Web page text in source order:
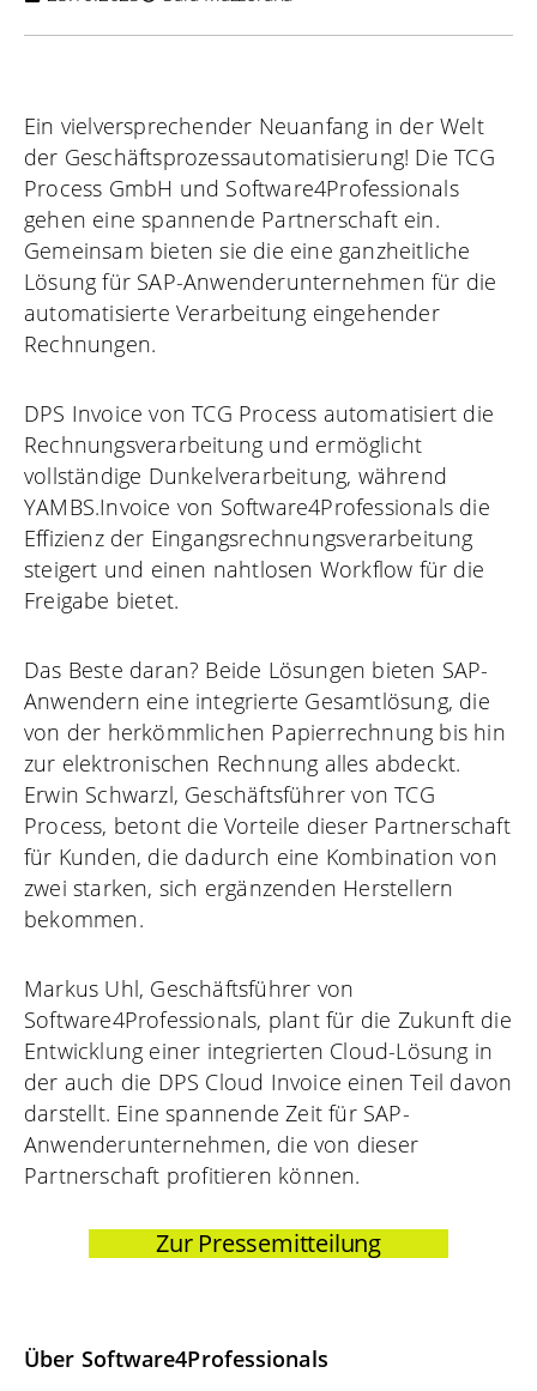
Ein vielversprechender Neuanfang in der Welt
der Geschäftsprozessautomatisierung! Die TCG
Process GmbH und Software4Professionals
gehen eine spannende Partnerschaft ein.
Gemeinsam bieten sie die eine ganzheitliche
Lösung für SAP-Anwenderunternehmen für die
automatisierte Verarbeitung eingehender
Rechnungen.
DPS Invoice von TCG Process automatisiert die
Rechnungsverarbeitung und ermöglicht
vollständige Dunkelverarbeitung, während
YAMBS.Invoice von Software4Professionals die
Effizienz der Eingangsrechnungsverarbeitung
steigert und einen nahtlosen Workflow für die
Freigabe bietet.
Das Beste daran? Beide Lösungen bieten SAP-
Anwendern eine integrierte Gesamtlösung, die
von der herkömmlichen Papierrechnung bis hin
zur elektronischen Rechnung alles abdeckt.
Erwin Schwarzl, Geschäftsführer von TCG
Process, betont die Vorteile dieser Partnerschaft
für Kunden, die dadurch eine Kombination von
zwei starken, sich ergänzenden Herstellern
bekommen.
Markus Uhl, Geschäftsführer von
Software4Professionals, plant für die Zukunft die
Entwicklung einer integrierten Cloud-Lösung in
der auch die DPS Cloud Invoice einen Teil davon
darstellt. Eine spannende Zeit für SAP-
Anwenderunternehmen, die von dieser
Partnerschaft profitieren können.
Zur Pressemitteilung
Über Software4Professionals